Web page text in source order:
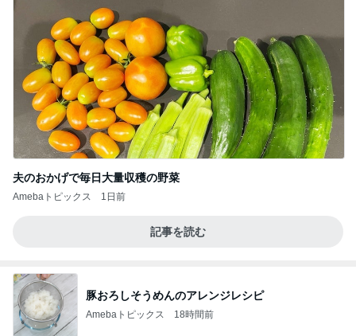
夫のおかげで毎日大量収穫の野菜
Amebaトピックス 1日前
記事を読む
豚おろしそうめんのアレンジレシピ
Amebaトピックス 18時間前